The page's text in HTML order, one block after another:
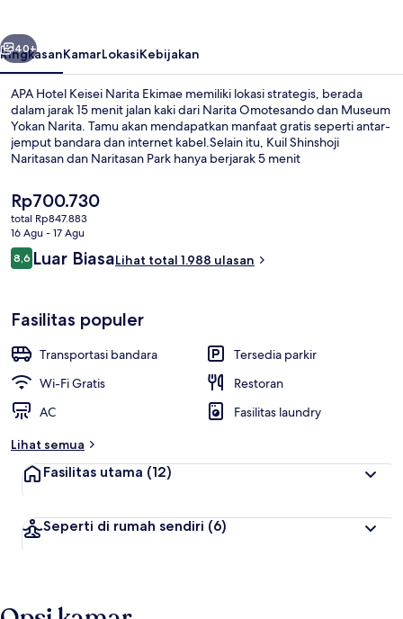
Berikutnya
40+
RingkasanKamarLokasiKebijakan
APA Hotel Keisei Narita Ekimae memiliki lokasi strategis, berada
dalam jarak 15 menit jalan kaki dari Narita Omotesando dan Museum
Yokan Narita. Tamu akan mendapatkan manfaat gratis seperti antar-
jemput bandara dan internet kabel.Selain itu, Kuil Shinshoji
Naritasan dan Naritasan Park hanya berjarak 5 menit
Harga
saat
ini
Rp700.730
Rp700.730
total Rp847.883
16 Agu - 17 Agu
Ulasan
8,68,6 dari 10
Luar BiasaLihat total 1.988 ulasan
Fasilitas populer
Transportasi bandara
Tersedia parkir
Wi-Fi Gratis
Restoran
AC
Fasilitas laundry
Lihat semua
Fasilitas utama (12)
Seperti di rumah sendiri (6)